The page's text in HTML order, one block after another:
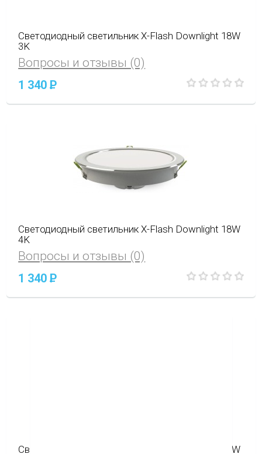
Светодиодный светильник X-Flash Downlight 18W
3K
Вопросы и отзывы (0)
1 340P
Светодиодный светильник X-Flash Downlight 18W
4K
Вопросы и отзывы (0)
1 340P
Светодиодный светильник X-Flash Downlight 10W